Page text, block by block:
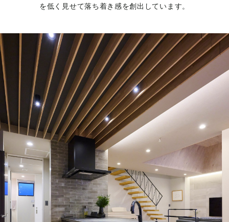
を低く見せて落ち着き感を創出しています。